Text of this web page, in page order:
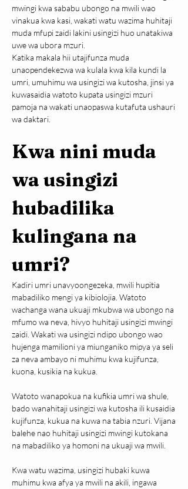
mwingi kwa sababu ubongo na mwili wao
vinakua kwa kasi, wakati watu wazima huhitaji
muda mfupi zaidi lakini usingizi huo unatakiwa
uwe wa ubora mzuri.
Katika makala hii utajifunza muda
unaopendekezwa wa kulala kwa kila kundi la
umri, umuhimu wa usingizi wa kutosha, jinsi ya
kuwasaidia watoto kupata usingizi mzuri
pamoja na wakati unaopaswa kutafuta ushauri
wa daktari.
Kwa nini muda
wa usingizi
hubadilika
kulingana na
umri?
Kadiri umri unavyoongezeka, mwili hupitia
mabadiliko mengi ya kibiolojia. Watoto
wachanga wana ukuaji mkubwa wa ubongo na
mfumo wa neva, hivyo huhitaji usingizi mwingi
zaidi. Wakati wa usingizi ndipo ubongo wao
hujenga mamilioni ya miunganiko mipya ya seli
za neva ambayo ni muhimu kwa kujifunza,
kuona, kusikia na kukua.
Watoto wanapokua na kufikia umri wa shule,
bado wanahitaji usingizi wa kutosha ili kusaidia
kujifunza, kukua na kuwa na tabia nzuri. Vijana
balehe nao huhitaji usingizi mwingi kutokana
na mabadiliko ya homoni na ukuaji wa mwili.
Kwa watu wazima, usingizi hubaki kuwa
muhimu kwa afya ya mwili na akili, ingawa